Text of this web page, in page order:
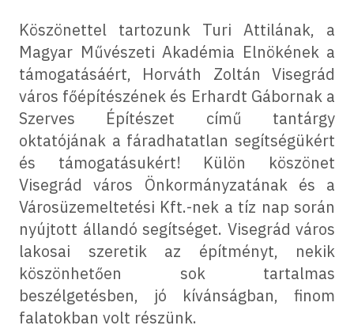
Köszönettel tartozunk Turi Attilának, a
Magyar Művészeti Akadémia Elnökének a
támogatásáért, Horváth Zoltán Visegrád
város főépítészének és Erhardt Gábornak a
Szerves Építészet című tantárgy
oktatójának a fáradhatatlan segítségükért
és támogatásukért! Külön köszönet
Visegrád város Önkormányzatának és a
Városüzemeltetési Kft.-nek a tíz nap során
nyújtott állandó segítséget. Visegrád város
lakosai szeretik az építményt, nekik
köszönhetően sok tartalmas
beszélgetésben, jó kívánságban, finom
falatokban volt részünk.